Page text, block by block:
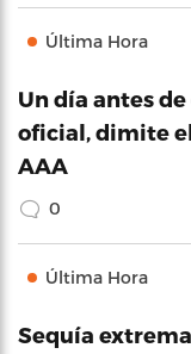
Última Hora
Un día antes
oficial, dimite
AAA
0
Última Hora
Sequía